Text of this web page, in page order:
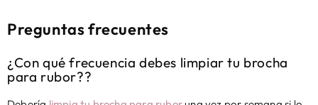
Preguntas frecuentes
¿Con qué frecuencia debes limpiar tu brocha
para rubor??